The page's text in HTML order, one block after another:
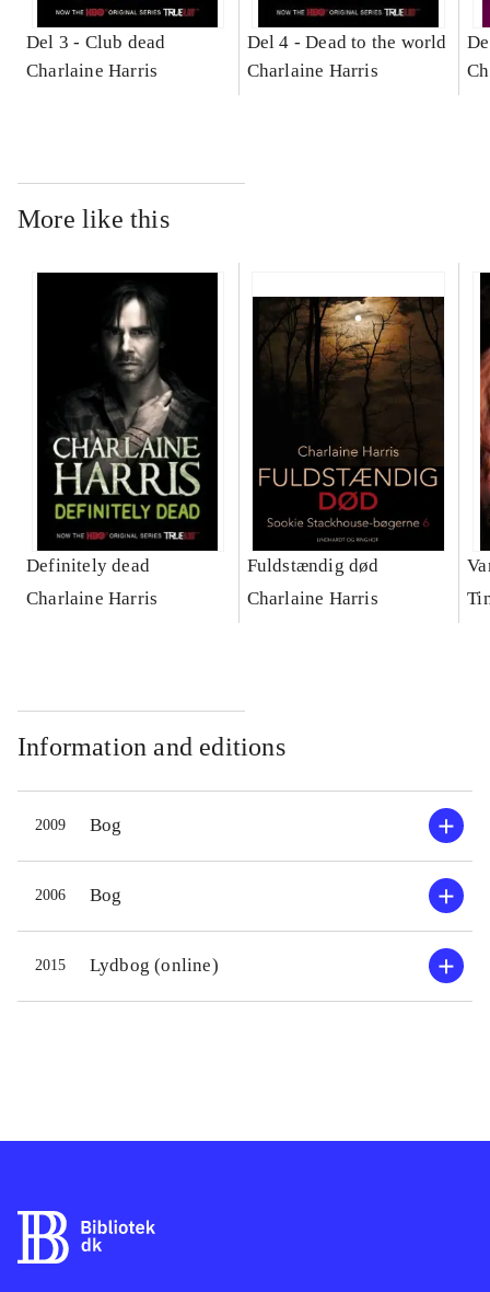
Del 3 - Club dead
Charlaine Harris
Del 4 -Dead to the world
Charlaine Harris
More like this
Definitely dead
Charlaine Harris
Fuldstændig død
Charlaine Harris
Information and editions
2009 Bog
2006 Bog
2015 Lydbog (online)